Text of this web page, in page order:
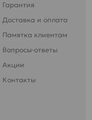
Гарантия
Доставка и оплата
Памятка клиентам
Вопросы-ответы
Акции
Контакты